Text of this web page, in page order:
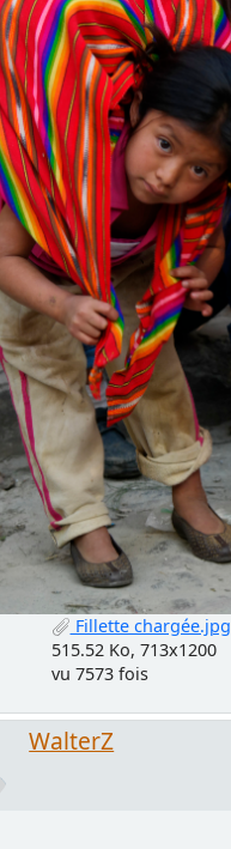
Fillette chargée.jpg
515.52 Ko, 713x1200
vu 7573 fois
WalterZ